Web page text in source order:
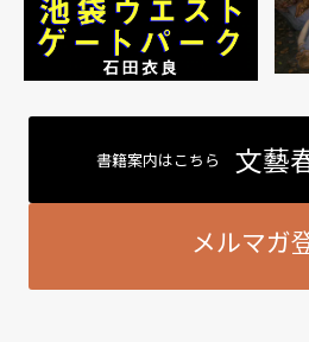
書籍案内はこちら 文藝
メルマガ